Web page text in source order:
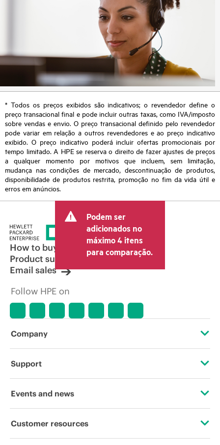
* Todos os preços exibidos são indicativos; o revendedor define o
preço transacional final e pode incluir outras taxas, como IVA/imposto
sobre vendas e envio. O preço transacional definido pelo revendedor
pode variar em relação a outros revendedores e ao preço indicativo
exibido. O preço indicativo poderá incluir ofertas promocionais por
tempo limitado. A HPE se reserva o direito de fazer ajustes de preços
a qualquer momento por motivos que incluem, sem limitação,
mudança nas condições de mercado, descontinuação de produtos,
disponibilidade de produtos restrita, promoção no fim da vida útil e
erros em anúncios.
Podem ser
adicionados no
máximo 4 itens
para comparação.
How to buy
Product support
Email sales
Follow HPE on
Company
About HPE
Corporate responsibility
Support
Operational support services
Events and news
Events
Customer resources